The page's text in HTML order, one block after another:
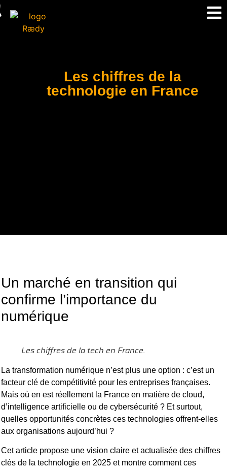
Les chiffres de la
technologie en France
Un marché en transition qui
confirme l’importance du
numérique
Les chiffres de la tech en France.
La transformation numérique n’est plus une option : c’est un
facteur clé de compétitivité pour les entreprises françaises.
Mais où en est réellement la France en matière de cloud,
d’intelligence artificielle ou de cybersécurité ? Et surtout,
quelles opportunités concrètes ces technologies offrent-elles
aux organisations aujourd’hui ?
Cet article propose une vision claire et actualisée des chiffres
clés de la technologie en 2025 et montre comment ces